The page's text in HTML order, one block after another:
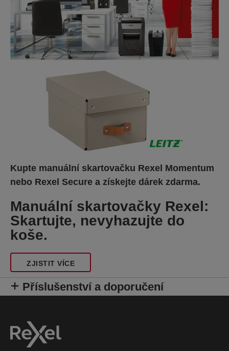
Kupte manuální skartovačku Rexel Momentum
nebo Rexel Secure a získejte dárek zdarma.
Manuální skartovačky Rexel:
Skartujte, nevyhazujte do
koše.
ZJISTIT VÍCE
Příslušenství a doporučení